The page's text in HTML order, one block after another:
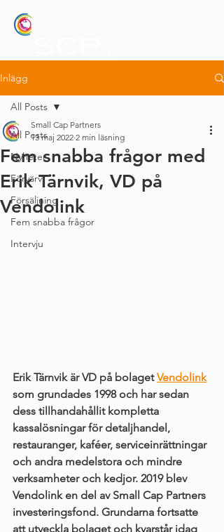
Inlägg
All Posts
Nyheter
Förvärv
Försäljning
Fem snabba frågor
Intervju
All Posts
Fem snabba frågor med
Erik Tärnvik, VD på
Vendolink
Small Cap Partners
13 maj 2022 2 min läsning
Erik Tärnvik är VD på bolaget Vendolink
som grundades 1998 och har sedan
dess tillhandahållit kompletta
kassalösningar för detaljhandel,
restauranger, kaféer, serviceinrättningar
och andra medelstora och mindre
verksamheter och kedjor. 2019 blev
Vendolink en del av Small Cap Partners
investeringsfond. Grundarna fortsatte
att utveckla bolaget och kvarstår idag